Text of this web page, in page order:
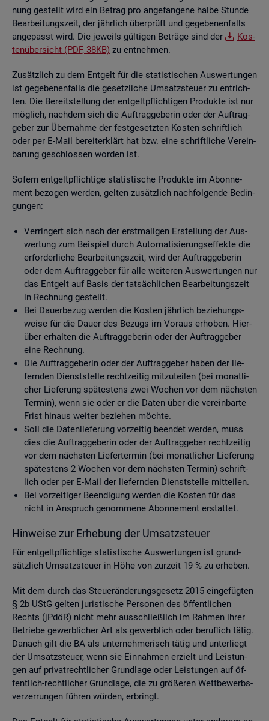
nung ge­stellt wird ein Be­trag pro an­ge­fan­ge­ne halbe Stun­de
Be­ar­bei­tungs­zeit, der jähr­lich über­prüft und ge­ge­be­nen­falls
an­ge­passt wird. Die je­weils gül­ti­gen Be­trä­ge sind der
Kos­
ten­über­sicht (PDF, 38KB) zu ent­neh­men.
Zu­sätz­lich zu dem Ent­gelt für die sta­tis­ti­schen Aus­wer­tun­gen
ist ge­ge­be­nen­falls die ge­setz­li­che Um­satz­steu­er zu ent­rich­
ten. Die Be­reit­stel­lung der ent­gelt­pflich­ti­gen Pro­duk­te ist nur
mög­lich, nach­dem sich die Auf­trag­ge­be­rin oder der Auf­trag­
ge­ber zur Über­nah­me der fest­ge­setz­ten Kos­ten schrift­lich
oder per E-Mail be­reit­er­klärt hat bzw. eine schrift­li­che Ver­ein­
ba­rung ge­schlos­sen wor­den ist.
So­fern ent­gelt­pflich­ti­ge sta­tis­ti­sche Pro­duk­te im Abon­ne­
ment be­zo­gen wer­den, gel­ten zu­sätz­lich nach­fol­gen­de Be­din­
gun­gen:
Ver­rin­gert sich nach der erst­ma­li­gen Er­stel­lung der Aus­
wer­tung zum Bei­spiel durch Au­to­ma­ti­sie­rungs­ef­fek­te die
er­for­der­li­che Be­ar­bei­tungs­zeit, wird der Auf­trag­ge­be­rin
oder dem Auf­trag­ge­ber für alle wei­te­ren Aus­wer­tun­gen nur
das Ent­gelt auf Basis der tat­säch­li­chen Be­ar­bei­tungs­zeit
in Rech­nung ge­stellt.
Bei Dau­er­be­zug wer­den die Kos­ten jähr­lich be­zie­hungs­
wei­se für die Dauer des Be­zugs im Vor­aus er­ho­ben. Hier­
über er­hal­ten die Auf­trag­ge­be­rin oder der Auf­trag­ge­ber
eine Rech­nung.
Die Auf­trag­ge­be­rin oder der Auf­trag­ge­ber haben der lie­
fern­den Dienst­stel­le recht­zei­tig mit­zu­tei­len (bei mo­nat­li­
cher Lie­fe­rung spä­tes­tens zwei Wo­chen vor dem nächs­ten
Ter­min), wenn sie oder er die Daten über die ver­ein­bar­te
Frist hin­aus wei­ter be­zie­hen möch­te.
Soll die Da­ten­lie­fe­rung vor­zei­tig be­en­det wer­den, muss
dies die Auf­trag­ge­be­rin oder der Auf­trag­ge­ber recht­zei­tig
vor dem nächs­ten Lie­fer­ter­min (bei mo­nat­li­cher Lie­fe­rung
spä­tes­tens 2 Wo­chen vor dem nächs­ten Ter­min) schrift­
lich oder per E-Mail der lie­fern­den Dienst­stel­le mit­tei­len.
Bei vor­zei­ti­ger Be­en­di­gung wer­den die Kos­ten für das
nicht in An­spruch ge­nom­me­ne Abon­ne­ment er­stat­tet.
Hin­wei­se zur Er­he­bung der Um­satz­steu­er
Für ent­gelt­pflich­ti­ge sta­tis­ti­sche Aus­wer­tun­gen ist grund­
sätz­lich Um­satz­steu­er in Höhe von zur­zeit 19 % zu er­he­ben.
Mit dem durch das Steu­er­än­de­rungs­ge­setz 2015 ein­ge­füg­ten
§ 2b UStG gel­ten ju­ris­ti­sche Per­so­nen des öf­fent­li­chen
Rechts (jPdöR) nicht mehr aus­schlie­ß­lich im Rah­men ihrer
Be­trie­be ge­werb­li­cher Art als ge­werb­lich oder be­ruf­lich tätig.
Da­nach gilt die BA als un­ter­neh­me­risch tätig und un­ter­liegt
der Um­satz­steu­er, wenn sie Ein­nah­men er­zielt und Leis­tun­
gen auf pri­vat­recht­li­cher Grund­la­ge oder Leis­tun­gen auf öf­
fent­lich-recht­li­cher Grund­la­ge, die zu grö­ße­ren Wett­be­werbs­
ver­zer­run­gen füh­ren wür­den, er­bringt.